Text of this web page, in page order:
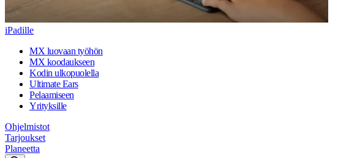
iPadille
MX luovaan työhön
MX koodaukseen
Kodin ulkopuolella
Ultimate Ears
Pelaamiseen
Yrityksille
Ohjelmistot
Tarjoukset
Planeetta